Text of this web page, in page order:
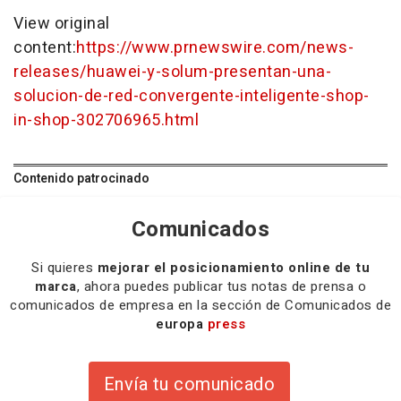
View original
content:https://www.prnewswire.com/news-
releases/huawei-y-solum-presentan-una-
solucion-de-red-convergente-inteligente-shop-
in-shop-302706965.html
Contenido patrocinado
Comunicados
Si quieres mejorar el posicionamiento online de tu
marca, ahora puedes publicar tus notas de prensa o
comunicados de empresa en la sección de Comunicados de
europa press
Envía tu comunicado